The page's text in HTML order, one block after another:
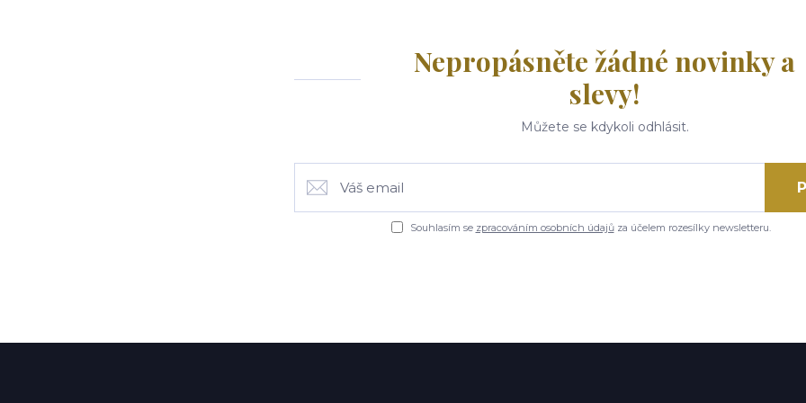
Nepropásněte žádné novinky a
slevy!
Můžete se kdykoli odhlásit.
Souhlasím se zpracováním osobních údajůza účelem rozesílky newsletteru.